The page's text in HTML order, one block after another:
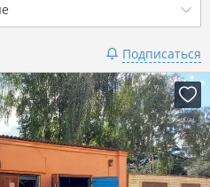
1 объявлениеПодписаться